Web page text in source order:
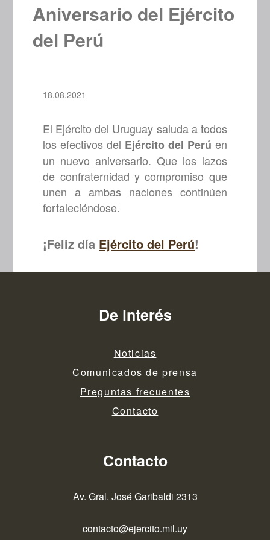
Aniversario del Ejército
del Perú
18.08.2021
El Ejército del Uruguay saluda a todos
los efectivos del Ejército del Perú en
un nuevo aniversario. Que los lazos
de confraternidad y compromiso que
unen a ambas naciones continúen
fortaleciéndose.
¡Feliz día Ejército del Perú!
De interés
Noticias
Comunicados de prensa
Preguntas frecuentes
Contacto
Contacto
Av. Gral. José Garibaldi 2313
contacto@ejercito.mil.uy